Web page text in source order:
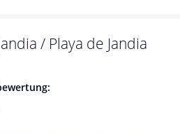
/ Playa de Jandia